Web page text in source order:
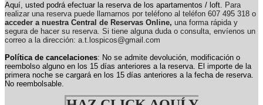
Aquí, usted podrá efectuar la reserva de los apartamentos / loft. Para
realizar una reserva puede llamarnos por teléfono al teléfon 607 495 318 o
acceder a nuestra Central de Reservas Online, una forma rápida y
segura de hacer su reserva. Si tiene alguna duda o consulta, envíenos un
correo a la dirección: a.t.lospicos@gmail.com
Política de cancelaciones: No se admite devolución, modificación o
reembolso alguno en los 15 días anteriores a la reserva. El importe de la
primera noche se cargará en los 15 días anteriores a la fecha de reserva.
No reembolsable.